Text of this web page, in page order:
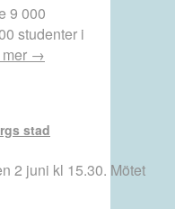
9 000
studenter i
mer →
stad
2 juni kl 15.30. Mötet